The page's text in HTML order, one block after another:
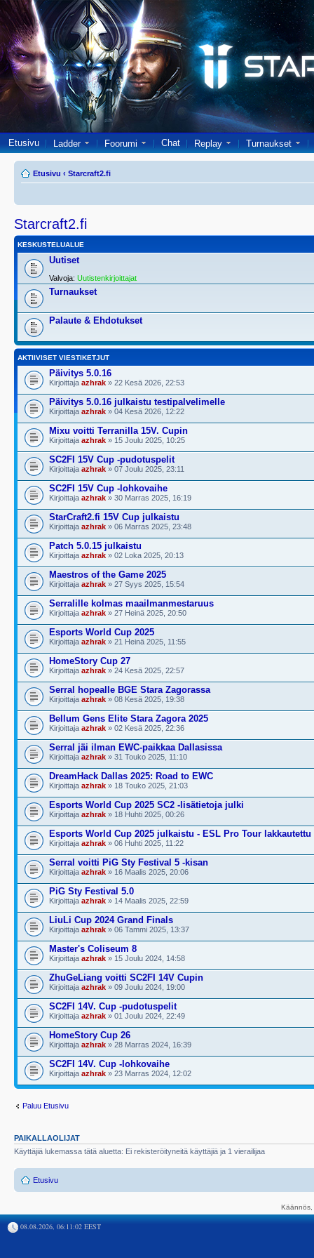
Etusivu Ladder Foorumi Chat Replay Turnaukset
Etusivu ‹ Starcraft2.fi
Starcraft2.fi
KESKUSTELUALUE
Uutiset
Valvoja: Uutistenkirjoittajat
Turnaukset
Palaute & Ehdotukset
AKTIIVISET VIESTIKETJUT
Päivitys 5.0.16
Kirjoittaja azhrak » 22 Kesä 2026, 22:53
Päivitys 5.0.16 julkaistu testipalvelimelle
Kirjoittaja azhrak » 04 Kesä 2026, 12:22
Mixu voitti Terranilla 15V. Cupin
Kirjoittaja azhrak » 15 Joulu 2025, 10:25
SC2FI 15V Cup -pudotuspelit
Kirjoittaja azhrak » 07 Joulu 2025, 23:11
SC2FI 15V Cup -lohkovaihe
Kirjoittaja azhrak » 30 Marras 2025, 16:19
StarCraft2.fi 15V Cup julkaistu
Kirjoittaja azhrak » 06 Marras 2025, 23:48
Patch 5.0.15 julkaistu
Kirjoittaja azhrak » 02 Loka 2025, 20:13
Maestros of the Game 2025
Kirjoittaja azhrak » 27 Syys 2025, 15:54
Serralille kolmas maailmanmestaruus
Kirjoittaja azhrak » 27 Heinä 2025, 20:50
Esports World Cup 2025
Kirjoittaja azhrak » 21 Heinä 2025, 11:55
HomeStory Cup 27
Kirjoittaja azhrak » 24 Kesä 2025, 22:57
Serral hopealle BGE Stara Zagorassa
Kirjoittaja azhrak » 08 Kesä 2025, 19:38
Bellum Gens Elite Stara Zagora 2025
Kirjoittaja azhrak » 02 Kesä 2025, 22:36
Serral jäi ilman EWC-paikkaa Dallasissa
Kirjoittaja azhrak » 31 Touko 2025, 11:10
DreamHack Dallas 2025: Road to EWC
Kirjoittaja azhrak » 18 Touko 2025, 21:03
Esports World Cup 2025 SC2 -lisätietoja julki
Kirjoittaja azhrak » 18 Huhti 2025, 00:26
Esports World Cup 2025 julkaistu - ESL Pro Tour lakkautettu
Kirjoittaja azhrak » 06 Huhti 2025, 11:22
Serral voitti PiG Sty Festival 5 -kisan
Kirjoittaja azhrak » 16 Maalis 2025, 20:06
PiG Sty Festival 5.0
Kirjoittaja azhrak » 14 Maalis 2025, 22:59
LiuLi Cup 2024 Grand Finals
Kirjoittaja azhrak » 06 Tammi 2025, 13:37
Master's Coliseum 8
Kirjoittaja azhrak » 15 Joulu 2024, 14:58
ZhuGeLiang voitti SC2FI 14V Cupin
Kirjoittaja azhrak » 09 Joulu 2024, 19:00
SC2FI 14V. Cup -pudotuspelit
Kirjoittaja azhrak » 01 Joulu 2024, 22:49
HomeStory Cup 26
Kirjoittaja azhrak » 28 Marras 2024, 16:39
SC2FI 14V. Cup -lohkovaihe
Kirjoittaja azhrak » 23 Marras 2024, 12:02
Paluu Etusivu
PAIKALLAOLIJAT
Käyttäjiä lukemassa tätä aluetta: Ei rekisteröityneitä käyttäjiä ja 1 vierailijaa
Etusivu
08.08.2026, 06:11:02 EEST